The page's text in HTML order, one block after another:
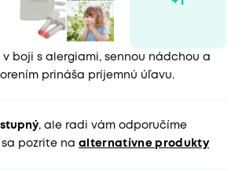
v boji s alergiami, sennou nádchou a
prináša príjemnú úľavu.
, ale radi vám odporučíme
pozrite na alternatívne produkty